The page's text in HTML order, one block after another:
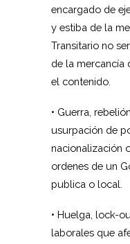
encargado de
y estiba de la
Transitario no
de la mercancía
el contenido.
• Guerra,
usurpación de
nacionalización
ordenes de un
publica o local.
• Huelga, lock-
laborales que